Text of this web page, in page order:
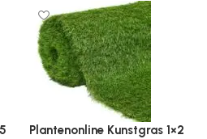
Plantenonline Kunstgras 1×5